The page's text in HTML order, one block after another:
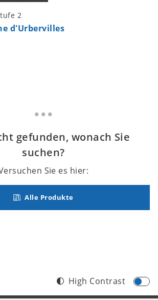
2
d'Urbervilles
gefunden, wonach Sie
suchen?
Sie es hier:
Alle Produkte
High Contrast